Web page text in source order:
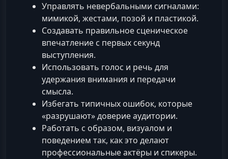
Управлять невербальными сигналами:
мимикой, жестами, позой и пластикой.
Создавать правильное сценическое
впечатление с первых секунд
выступления.
Использовать голос и речь для
удержания внимания и передачи
смысла.
Избегать типичных ошибок, которые
«разрушают» доверие аудитории.
Работать с образом, визуалом и
поведением так, как это делают
профессиональные актёры и спикеры.